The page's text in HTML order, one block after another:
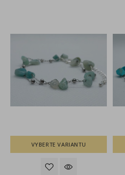
VYBERTE VARIANTU